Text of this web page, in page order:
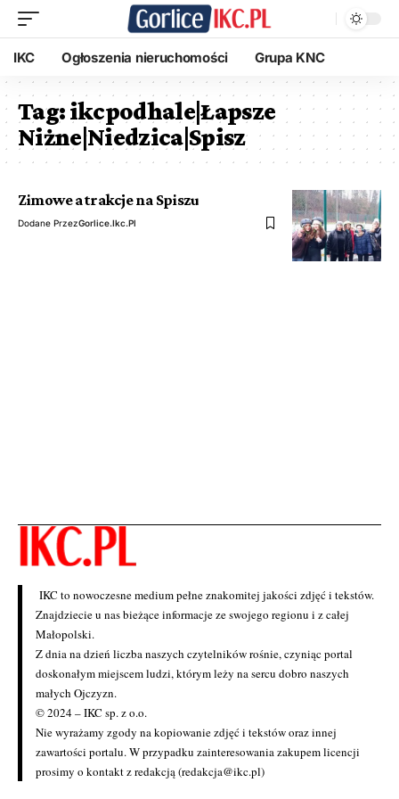
IKC Ogłoszenia nieruchomości Grupa KNC
Tag:ikcpodhale|Łapsze
Niżne|Niedzica|Spisz
Zimowe atrakcje na Spiszu
Dodane PrzezGorlice.ikc.pl
IKC to nowoczesne medium pełne znakomitej jakości zdjęć i tekstów.
Znajdziecie u nas bieżące informacje ze swojego regionu i z całej
Małopolski.
Z dnia na dzień liczba naszych czytelników rośnie, czyniąc portal
doskonałym miejscem ludzi, którym leży na sercu dobro naszych
małych Ojczyzn.
© 2024 – IKC sp. z o.o.
Nie wyrażamy zgody na kopiowanie zdjęć i tekstów oraz innej
zawartości portalu. W przypadku zainteresowania zakupem licencji
prosimy o kontakt z redakcją (redakcja@ikc.pl)